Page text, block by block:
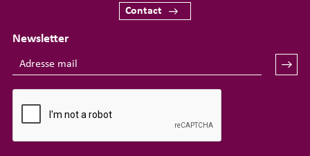
Contact
Newsletter